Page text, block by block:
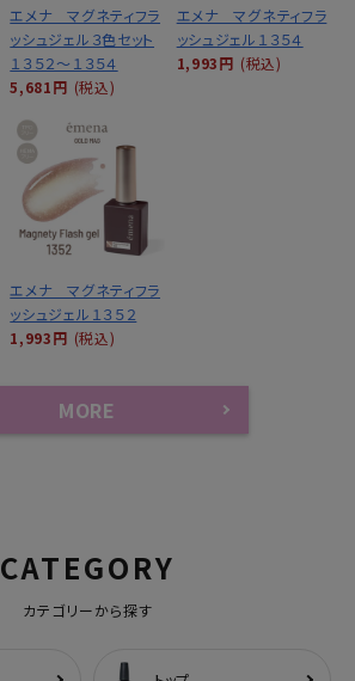
エメナ マグネティフラ
ッシュジェル３色セット
１３５２～１３５４
5,681円 (税込)
エメナ マグネティフラ
ッシュジェル１３５４
1,993円 (税込)
エメナ マグネティフラ
ッシュジェル１３５２
1,993円 (税込)
MORE
CATEGORY
カテゴリーから探す